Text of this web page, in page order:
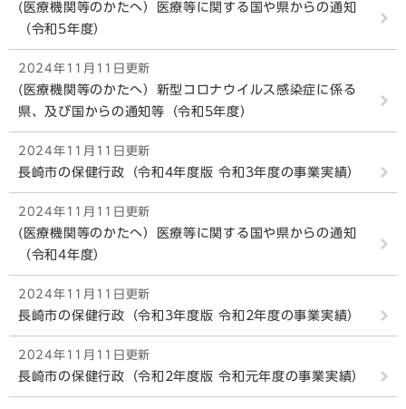
(医療機関等のかたへ）医療等に関する国や県からの通知
（令和5年度）
2024年11月11日更新
(医療機関等のかたへ）新型コロナウイルス感染症に係る
県、及び国からの通知等（令和5年度）
2024年11月11日更新
長崎市の保健行政（令和4年度版 令和3年度の事業実績）
2024年11月11日更新
(医療機関等のかたへ）医療等に関する国や県からの通知
（令和4年度）
2024年11月11日更新
長崎市の保健行政（令和3年度版 令和2年度の事業実績）
2024年11月11日更新
長崎市の保健行政（令和2年度版 令和元年度の事業実績）